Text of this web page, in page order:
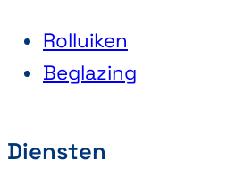
Rolluiken
Beglazing
Diensten